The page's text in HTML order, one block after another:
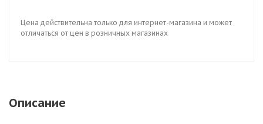
Цена действительна только для интернет-магазина и может
отличаться от цен в розничных магазинах
Описание